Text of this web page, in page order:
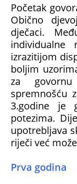
Početak
Obično
dječaci.
individualne
izrazitijom
boljim
za
spremnošću
3.godine je
potezima.
upotrebljava
riječi već
Prva godina